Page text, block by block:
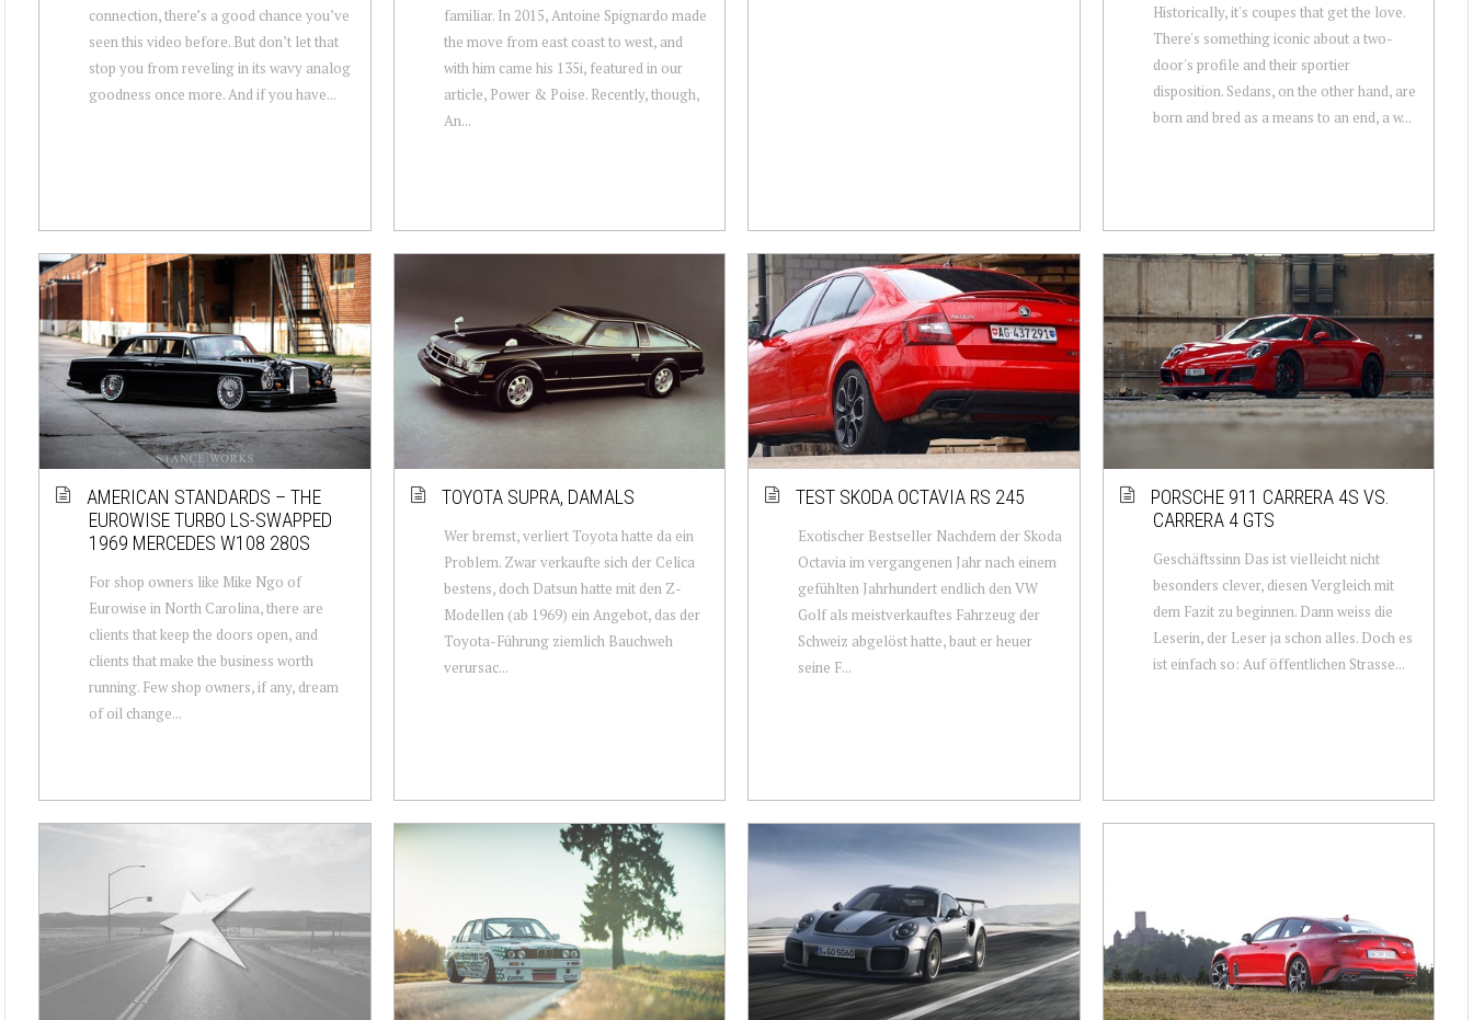
connection, there’s a good chance you’ve
seen this video before. But don’t let that
stop you from reveling in its wavy analog
goodness once more. And if you have...
familiar. In 2015, Antoine Spignardo made
the move from east coast to west, and
with him came his 135i, featured in our
article, Power & Poise. Recently, though,
An...
Historically, it's coupes that get the love.
There's something iconic about a two-
door's profile and their sportier
disposition. Sedans, on the other hand, are
born and bred as a means to an end, a w...
AMERICAN STANDARDS – THE
EUROWISE TURBO LS-SWAPPED
1969 MERCEDES W108 280S
For shop owners like Mike Ngo of
Eurowise in North Carolina, there are
clients that keep the doors open, and
clients that make the business worth
running. Few shop owners, if any, dream
of oil change...
TOYOTA SUPRA, DAMALS
Wer bremst, verliert Toyota hatte da ein
Problem. Zwar verkaufte sich der Celica
bestens, doch Datsun hatte mit den Z-
Modellen (ab 1969) ein Angebot, das der
Toyota-Führung ziemlich Bauchweh
verursac...
TEST SKODA OCTAVIA RS 245
Exotischer Bestseller Nachdem der Skoda
Octavia im vergangenen Jahr nach einem
gefühlten Jahrhundert endlich den VW
Golf als meistverkauftes Fahrzeug der
Schweiz abgelöst hatte, baut er heuer
seine F...
PORSCHE 911 CARRERA 4S VS.
CARRERA 4 GTS
Geschäftssinn Das ist vielleicht nicht
besonders clever, diesen Vergleich mit
dem Fazit zu beginnen. Dann weiss die
Leserin, der Leser ja schon alles. Doch es
ist einfach so: Auf öffentlichen Strasse...